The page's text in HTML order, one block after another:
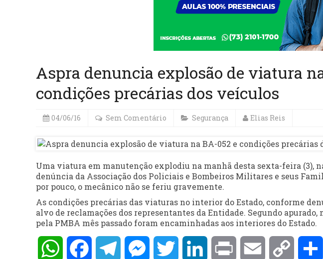
Aspra denuncia explosão de viatura
condições precárias dos veículos
04/06/16 Sem Comentário Segurança Elias Reis
Uma viatura em manutenção explodiu na manhã desta sexta-feira (3),
denúncia da Associação dos Policiais e Bombeiros Militares e seus
por pouco, o mecânico não se feriu gravemente.
As condições precárias das viaturas no interior do Estado, conforme
alvo de reclamações dos representantes da Entidade. Segundo
pela PMBA mês passado foram encaminhadas aos interiores do Estado.
WhatsAppFacebookTelegramMessengerTwitter LinkedInPrint Email Copy